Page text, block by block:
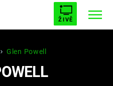
ŽIVĚ
UPÍRŮ
5
Glen Powell